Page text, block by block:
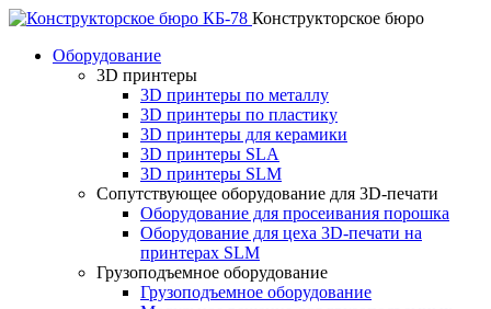
Конструкторское бюро
Оборудование
3D принтеры
3D принтеры по металлу
3D принтеры по пластику
3D принтеры для керамики
3D принтеры SLA
3D принтеры SLM
Сопутствующее оборудование для 3D-печати
Оборудование для просеивания порошка
Оборудование для цеха 3D-печати на
принтерах SLM
Грузоподъемное оборудование
Грузоподъемное оборудование